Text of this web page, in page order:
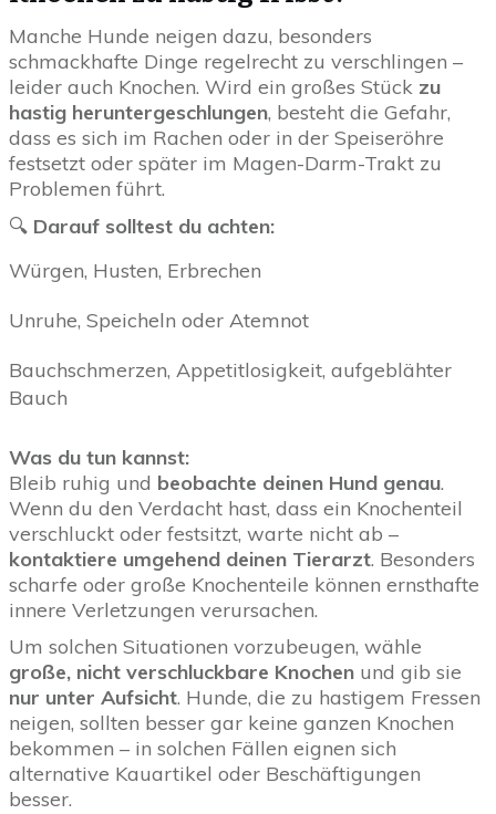
Manche Hunde neigen dazu, besonders
schmackhafte Dinge regelrecht zu verschlingen –
leider auch Knochen. Wird ein großes Stück zu
hastig heruntergeschlungen, besteht die Gefahr,
dass es sich im Rachen oder in der Speiseröhre
festsetzt oder später im Magen-Darm-Trakt zu
Problemen führt.
🔍 Darauf solltest du achten:
Würgen, Husten, Erbrechen
Unruhe, Speicheln oder Atemnot
Bauchschmerzen, Appetitlosigkeit, aufgeblähter
Bauch
Was du tun kannst:
Bleib ruhig und beobachte deinen Hund genau.
Wenn du den Verdacht hast, dass ein Knochenteil
verschluckt oder festsitzt, warte nicht ab –
kontaktiere umgehend deinen Tierarzt. Besonders
scharfe oder große Knochenteile können ernsthafte
innere Verletzungen verursachen.
Um solchen Situationen vorzubeugen, wähle
große, nicht verschluckbare Knochen und gib sie
nur unter Aufsicht. Hunde, die zu hastigem Fressen
neigen, sollten besser gar keine ganzen Knochen
bekommen – in solchen Fällen eignen sich
alternative Kauartikel oder Beschäftigungen
besser.